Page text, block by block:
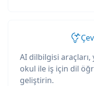
AI dilbilgisi
okul ile iş için dil
geliştirin.